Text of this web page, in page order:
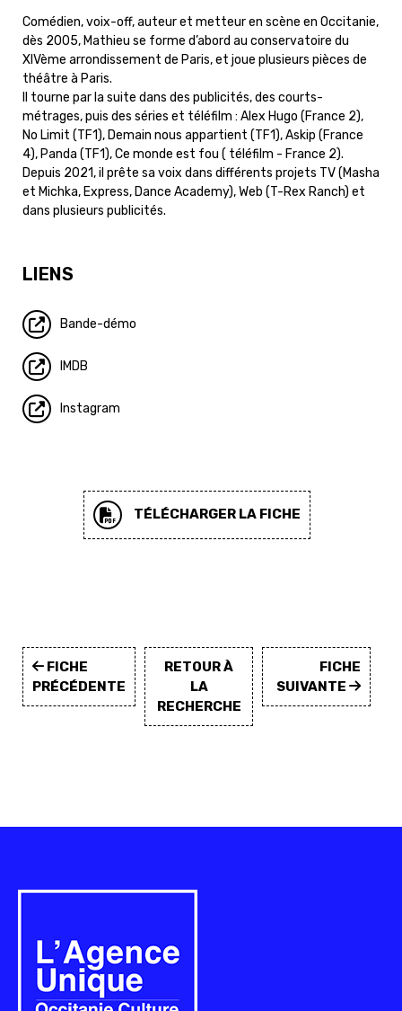
Comédien, voix-off, auteur et metteur en scène en Occitanie,
dès 2005, Mathieu se forme d’abord au conservatoire du
XIVème arrondissement de Paris, et joue plusieurs pièces de
théâtre à Paris.
Il tourne par la suite dans des publicités, des courts-
métrages, puis des séries et téléfilm : Alex Hugo (France 2),
No Limit (TF1), Demain nous appartient (TF1), Askip (France
4), Panda (TF1), Ce monde est fou ( téléfilm - France 2).
Depuis 2021, il prête sa voix dans différents projets TV (Masha
et Michka, Express, Dance Academy), Web (T-Rex Ranch) et
dans plusieurs publicités.
LIENS
Bande-démo
IMDB
Instagram
TÉLÉCHARGER LA FICHE
FICHE
PRÉCÉDENTE
RETOUR À
LA
RECHERCHE
FICHE
SUIVANTE